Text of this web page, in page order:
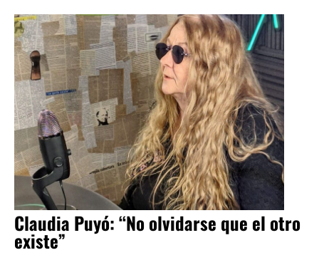
Claudia Puyó: “No olvidarse que el otro
existe”